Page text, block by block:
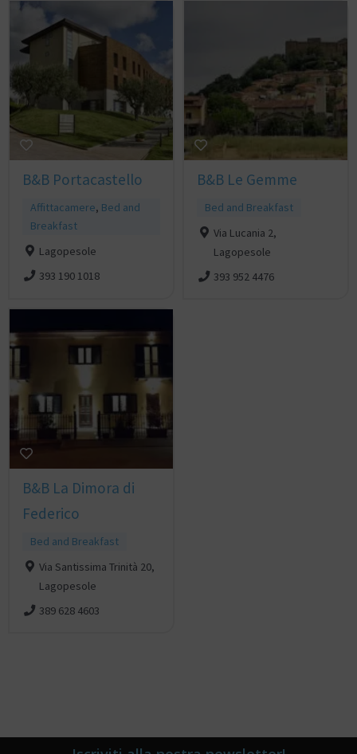
B&B Portacastello
Affittacamere, Bed and
Breakfast
Lagopesole
393 190 1018
B&B Le Gemme
Bed and Breakfast
Via Lucania 2,
Lagopesole
393 952 4476
B&B La Dimora di
Federico
Bed and Breakfast
Via Santissima Trinità 20,
Lagopesole
389 628 4603